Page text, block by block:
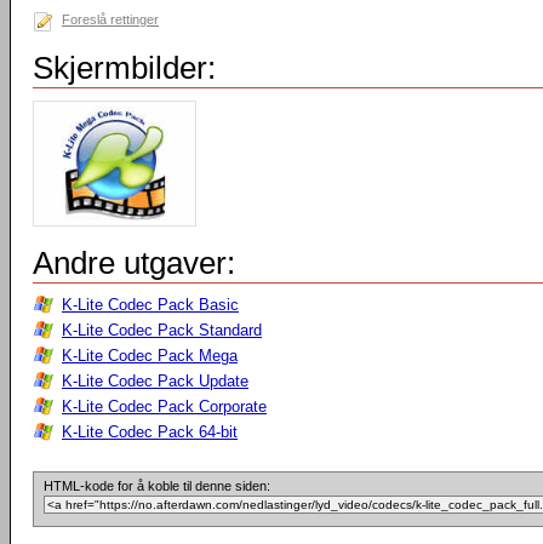
Foreslå rettinger
Skjermbilder:
Andre utgaver:
K-Lite Codec Pack Basic
K-Lite Codec Pack Standard
K-Lite Codec Pack Mega
K-Lite Codec Pack Update
K-Lite Codec Pack Corporate
K-Lite Codec Pack 64-bit
HTML-kode for å koble til denne siden: